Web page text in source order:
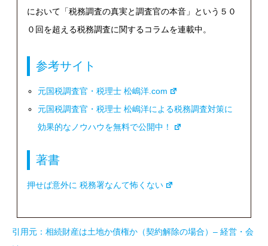
において「税務調査の真実と調査官の本音」という５０
０回を超える税務調査に関するコラムを連載中。
参考サイト
元国税調査官・税理士 松嶋洋.com
元国税調査官・税理士 松嶋洋による税務調査対策に
効果的なノウハウを無料で公開中！
著書
押せば意外に 税務署なんて怖くない
引用元：相続財産は土地か債権か（契約解除の場合） – 経営・会